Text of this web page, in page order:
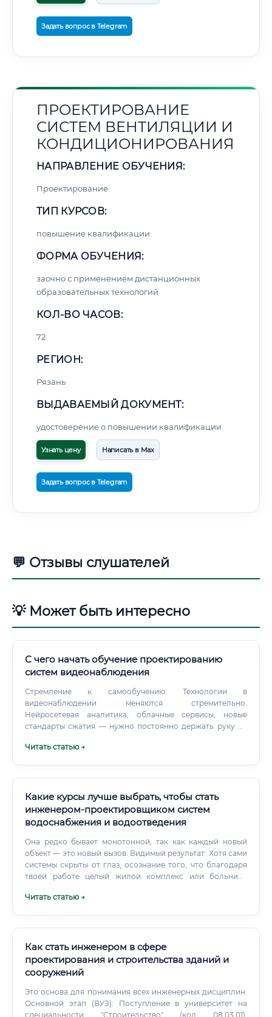
Задать вопрос в Telegram
ПРОЕКТИРОВАНИЕ
СИСТЕМ ВЕНТИЛЯЦИИ И
КОНДИЦИОНИРОВАНИЯ
НАПРАВЛЕНИЕ ОБУЧЕНИЯ:
Проектирование
ТИП КУРСОВ:
повышение квалификации
ФОРМА ОБУЧЕНИЯ:
заочно с применением дистанционных
образовательных технологий
КОЛ-ВО ЧАСОВ:
72
РЕГИОН:
Рязань
ВЫДАВАЕМЫЙ ДОКУМЕНТ:
удостоверение о повышении квалификации
Узнать цену Написать в Max
Задать вопрос в Telegram
💬 Отзывы слушателей
💡 Может быть интересно
С чего начать обучение проектированию
систем видеонаблюдения
Стремление к самообучению: Технологии в
видеонаблюдении меняются стремительно.
Нейросетевая аналитика, облачные сервисы, новые
стандарты сжатия — нужно постоянно держать руку на
Читать статью →
Какие курсы лучше выбрать, чтобы стать
инженером-проектировщиком систем
водоснабжения и водоотведения
Она редко бывает монотонной, так как каждый новый
объект — это новый вызов. Видимый результат: Хотя сами
системы скрыты от глаз, осознание того, что благодаря
твоей работе целый жилой комплекс или больница
приносит огромное профессиональное удовлетворение.
Читать статью →
Как стать инженером в сфере
проектирования и строительства зданий и
сооружений
Это основа для понимания всех инженерных дисциплин.
Основной этап (ВУЗ): Поступление в университет на
специальности "Строительство" (код 08.03.01),